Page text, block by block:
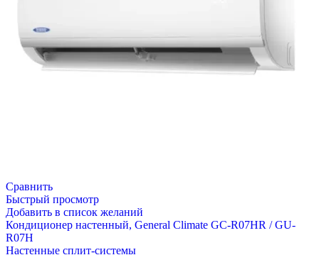
Сравнить
Быстрый просмотр
Добавить в список желаний
Кондиционер настенный, General Climate GC-R07HR / GU-
R07H
Настенные сплит-системы